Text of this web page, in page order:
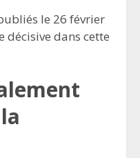
le 26 février
décisive dans cette